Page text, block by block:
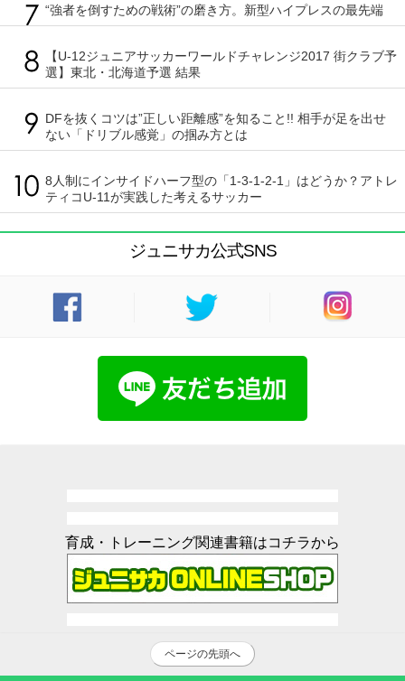
“強者を倒すための戦術”の磨き方。新型ハイプレスの最先端
【U-12ジュニアサッカーワールドチャレンジ2017 街クラブ予
選】東北・北海道予選 結果
DFを抜くコツは”正しい距離感”を知ること!! 相手が足を出せ
ない「ドリブル感覚」の掴み方とは
8人制にインサイドハーフ型の「1-3-1-2-1」はどうか？アトレ
ティコU-11が実践した考えるサッカー
ジュニサカ公式SNS
育成・トレーニング関連書籍はコチラから
ページの先頭へ